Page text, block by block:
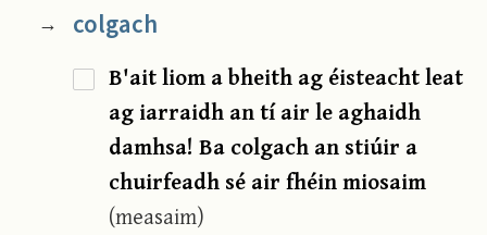
→ colgach
B'ait liom a bheith ag éisteacht leat
ag iarraidh an tí air le aghaidh
damhsa! Ba colgach an stiúir a
chuirfeadh sé air fhéin miosaim
(measaim)